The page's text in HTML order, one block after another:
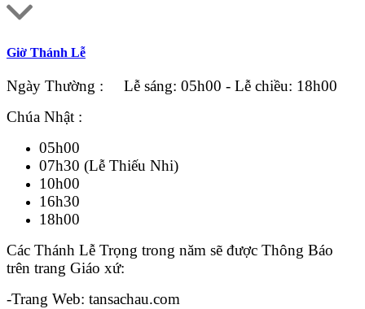
Giờ Thánh Lễ
Ngày Thường : Lễ sáng: 05h00 - Lễ chiều: 18h00
Chúa Nhật :
05h00
07h30 (Lễ Thiếu Nhi)
10h00
16h30
18h00
Các Thánh Lễ Trọng trong năm sẽ được Thông Báo
trên trang Giáo xứ:
-Trang Web: tansachau.com